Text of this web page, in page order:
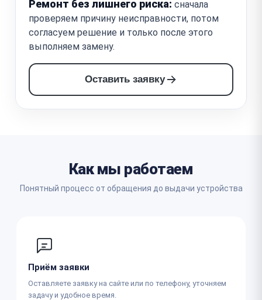
Ремонт без лишнего риска: сначала
проверяем причину неисправности, потом
согласуем решение и только после этого
выполняем замену.
Оставить заявку
Как мы работаем
Понятный процесс от обращения до выдачи устройства
Приём заявки
Оставляете заявку на сайте или по телефону, уточняем
задачу и удобное время.